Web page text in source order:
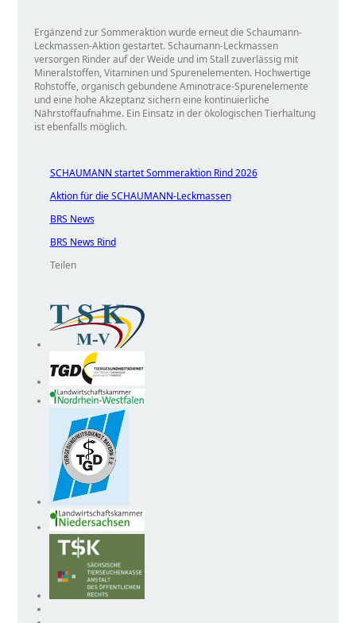
Ergänzend zur Sommeraktion wurde erneut die Schaumann-
Leckmassen-Aktion gestartet. Schaumann-Leckmassen
versorgen Rinder auf der Weide und im Stall zuverlässig mit
Mineralstoffen, Vitaminen und Spurenelementen. Hochwertige
Rohstoffe, organisch gebundene Aminotrace-Spurenelemente
und eine hohe Akzeptanz sichern eine kontinuierliche
Nährstoffaufnahme. Ein Einsatz in der ökologischen Tierhaltung
ist ebenfalls möglich.
SCHAUMANN startet Sommeraktion Rind 2026
Aktion für die SCHAUMANN-Leckmassen
BRS News
BRS News Rind
Teilen